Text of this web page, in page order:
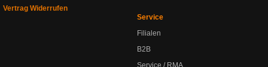
Vertrag Widerrufen
Service
Filialen
B2B
Service / RMA